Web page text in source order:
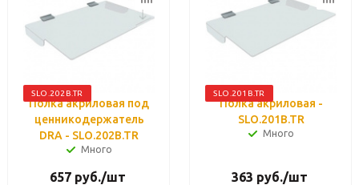
SLO.202B.TR
Полка акриловая под
ценникодержатель
DRA - SLO.202B.TR
Много
657руб./шт
SLO.201B.TR
Полка акриловая -
SLO.201B.TR
Много
363 руб./шт